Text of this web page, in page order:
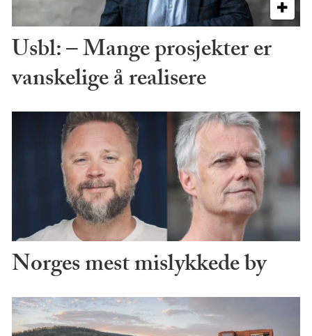
Usbl: – Mange prosjekter er
vanskelige å realisere
Norges mest mislykkede by